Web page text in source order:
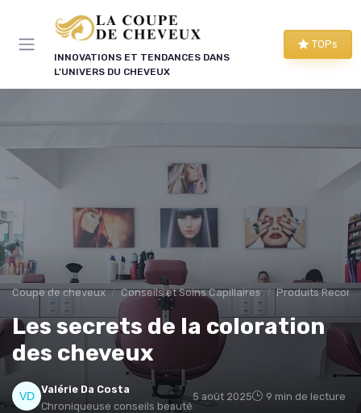
INNOVATIONS ET TENDANCES DANS
L'UNIVERS DU CHEVEUX
TOPs
Coupe de cheveux Conseils et Soins Capillaires Produits
Les secrets de la coloration
des cheveux
Valérie Da Costa
Chroniqueuse conseils beauté
5 août 2025 9 min de lecture